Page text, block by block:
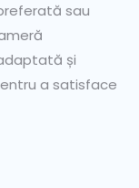
sau
și
a satisface